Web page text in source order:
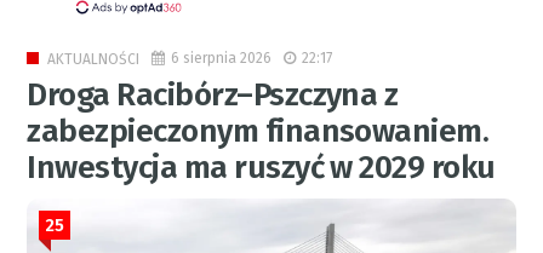
AKTUALNOŚCI 6 sierpnia 2026 22:17
Droga Racibórz–Pszczyna z
zabezpieczonym finansowaniem.
Inwestycja ma ruszyć w 2029 roku
25